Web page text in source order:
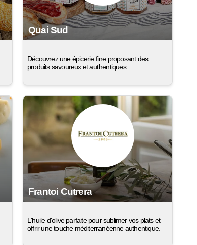
Quai Sud
Découvrez une épicerie fine proposant des
produits savoureux et authentiques.
Frantoi Cutrera
L'huile d'olive parfaite pour sublimer vos plats et
offrir une touche méditerranéenne authentique.